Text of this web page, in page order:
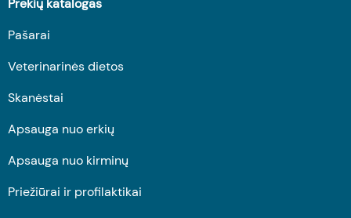
Prekių katalogas
Pašarai
Veterinarinės dietos
Skanėstai
Apsauga nuo erkių
Apsauga nuo kirminų
Priežiūrai ir profilaktikai